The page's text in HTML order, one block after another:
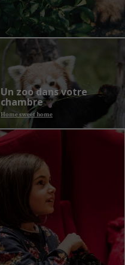
Un zoo dans votre
chambre
Home sweet home